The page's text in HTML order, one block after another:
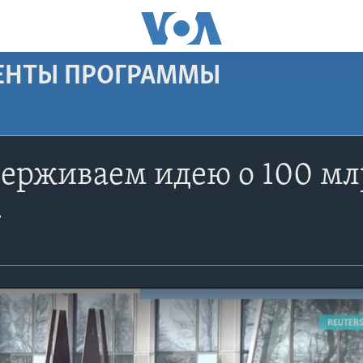
ПРОГРАММЫ
идею о 100